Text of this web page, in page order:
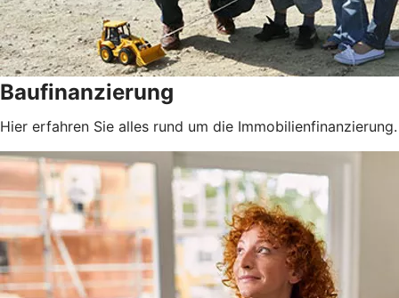
Baufinanzierung
Hier erfahren Sie alles rund um die Immobilienfinanzierung.